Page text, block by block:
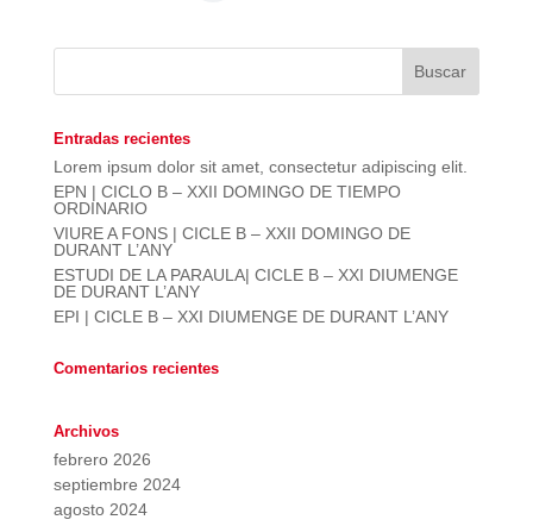
Entradas recientes
Lorem ipsum dolor sit amet, consectetur adipiscing elit.
EPN | CICLO B – XXII DOMINGO DE TIEMPO
ORDINARIO
VIURE A FONS | CICLE B – XXII DOMINGO DE
DURANT L’ANY
ESTUDI DE LA PARAULA| CICLE B – XXI DIUMENGE
DE DURANT L’ANY
EPI | CICLE B – XXI DIUMENGE DE DURANT L’ANY
Comentarios recientes
Archivos
febrero 2026
septiembre 2024
agosto 2024